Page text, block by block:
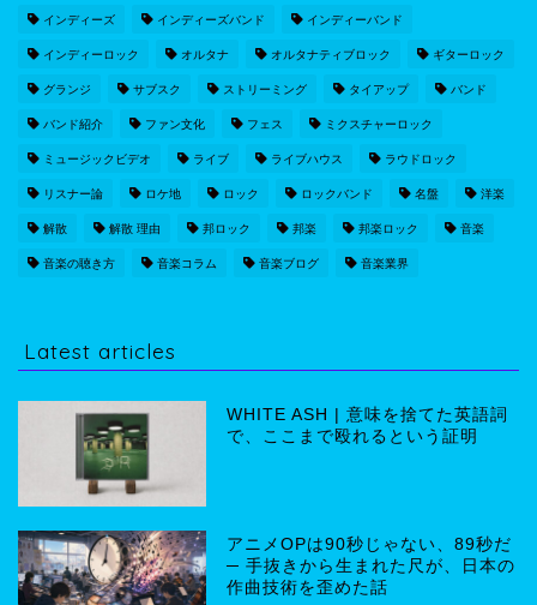
インディーズ インディーズバンド インディーバンド
インディーロック オルタナ オルタナティブロック ギターロック
グランジ サブスク ストリーミング タイアップ バンド
バンド紹介 ファン文化 フェス ミクスチャーロック
ミュージックビデオ ライブ ライブハウス ラウドロック
リスナー論 ロケ地 ロック ロックバンド 名盤 洋楽
解散 解散 理由 邦ロック 邦楽 邦楽ロック 音楽
音楽の聴き方 音楽コラム 音楽ブログ 音楽業界
Latest articles
WHITE ASH | 意味を捨てた英語詞
で、ここまで殴れるという証明
アニメOPは90秒じゃない、89秒だ
─ 手抜きから生まれた尺が、日本の
作曲技術を歪めた話